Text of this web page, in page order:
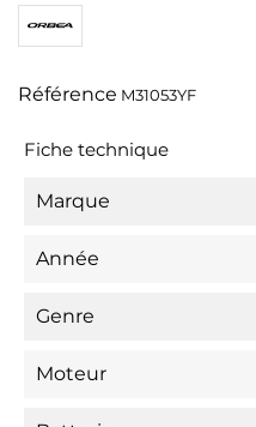
Référence M31053YF
Fiche technique
Marque
Année
Genre
Moteur